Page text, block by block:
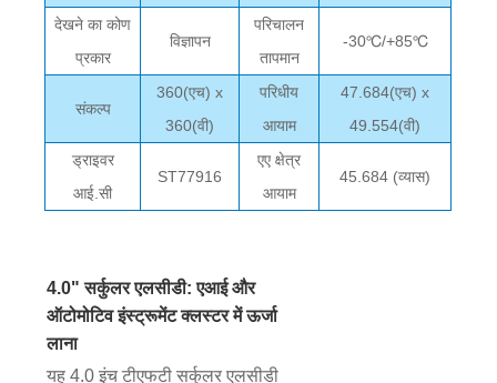
देखने का कोण
प्रकार
विज्ञापन
परिचालन
तापमान
-30℃/+85℃
संकल्प
360(एच) x
360(वी)
परिधीय
आयाम
47.684(एच) x
49.554(वी)
ड्राइवर
आई.सी
ST77916
एए क्षेत्र
आयाम
45.684 (व्यास)
4.0" सर्कुलर एलसीडी: एआई और
ऑटोमोटिव इंस्ट्रूमेंट क्लस्टर में ऊर्जा
लाना
यह 4.0 इंच टीएफटी सर्कुलर एलसीडी